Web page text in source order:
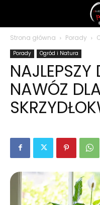
polsku
Strona główna Porady
Porady Ogród i Natura
NAWÓZ